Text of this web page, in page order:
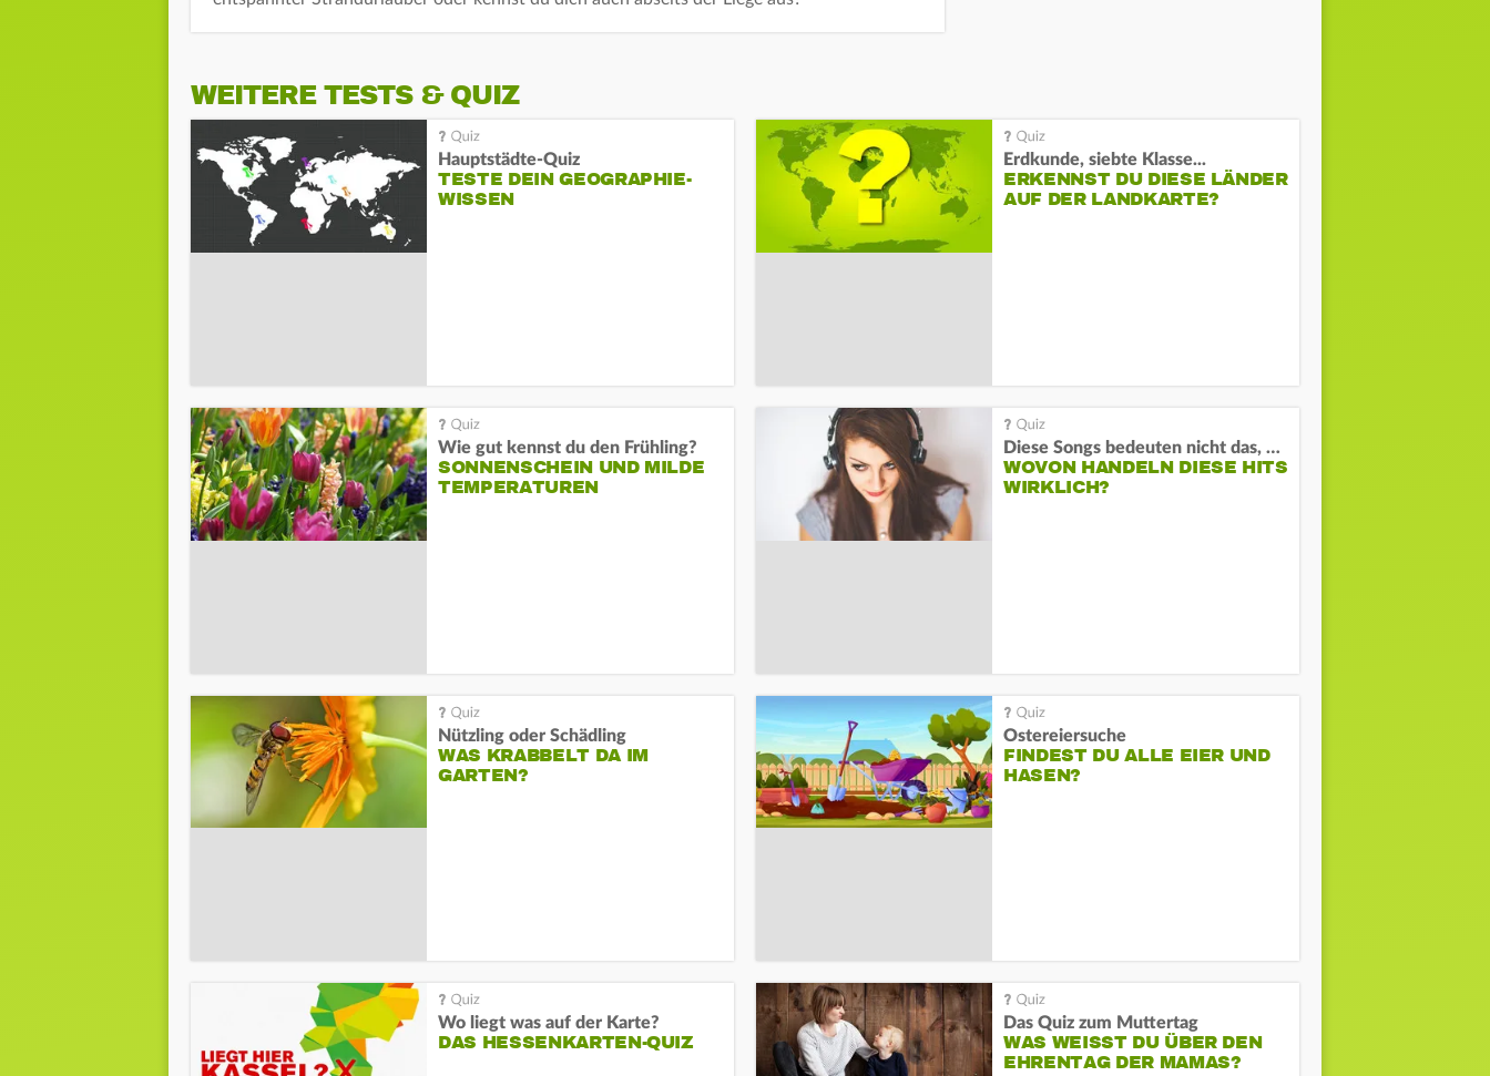
WEITERE TESTS & QUIZ
Hauptstädte-Quiz
TESTE DEIN GEOGRAPHIE-
WISSEN
Erdkunde, siebte Klasse...
ERKENNST DU DIESE LÄNDER
AUF DER LANDKARTE?
Wie gut kennst du den Frühling?
SONNENSCHEIN UND MILDE
TEMPERATUREN
Diese Songs bedeuten nicht das, was du denkst
WOVON HANDELN DIESE HITS
WIRKLICH?
Nützling oder Schädling
WAS KRABBELT DA IM
GARTEN?
Ostereiersuche
FINDEST DU ALLE EIER UND
HASEN?
Wo liegt was auf der Karte?
DAS HESSENKARTEN-QUIZ
Das Quiz zum Muttertag
WAS WEISST DU ÜBER DEN E
HRENTAG DER MAMAS?